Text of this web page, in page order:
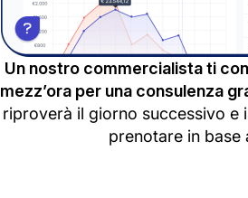
Un nostro commercialista ti
mezz’ora per una consulenza
riproverà il giorno successivo e
prenotare in base